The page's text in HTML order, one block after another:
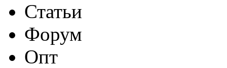
Статьи
Форум
Опт